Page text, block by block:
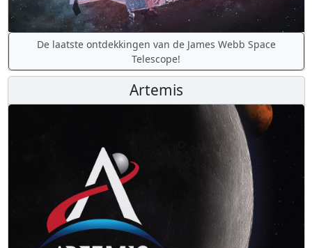
De laatste ontdekkingen van de James Webb Space
Telescope!
Artemis